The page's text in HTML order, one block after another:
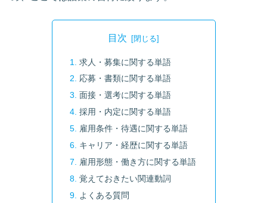
目次
求人・募集に関する単語
応募・書類に関する単語
面接・選考に関する単語
採用・内定に関する単語
雇用条件・待遇に関する単語
キャリア・経歴に関する単語
雇用形態・働き方に関する単語
覚えておきたい関連動詞
よくある質問